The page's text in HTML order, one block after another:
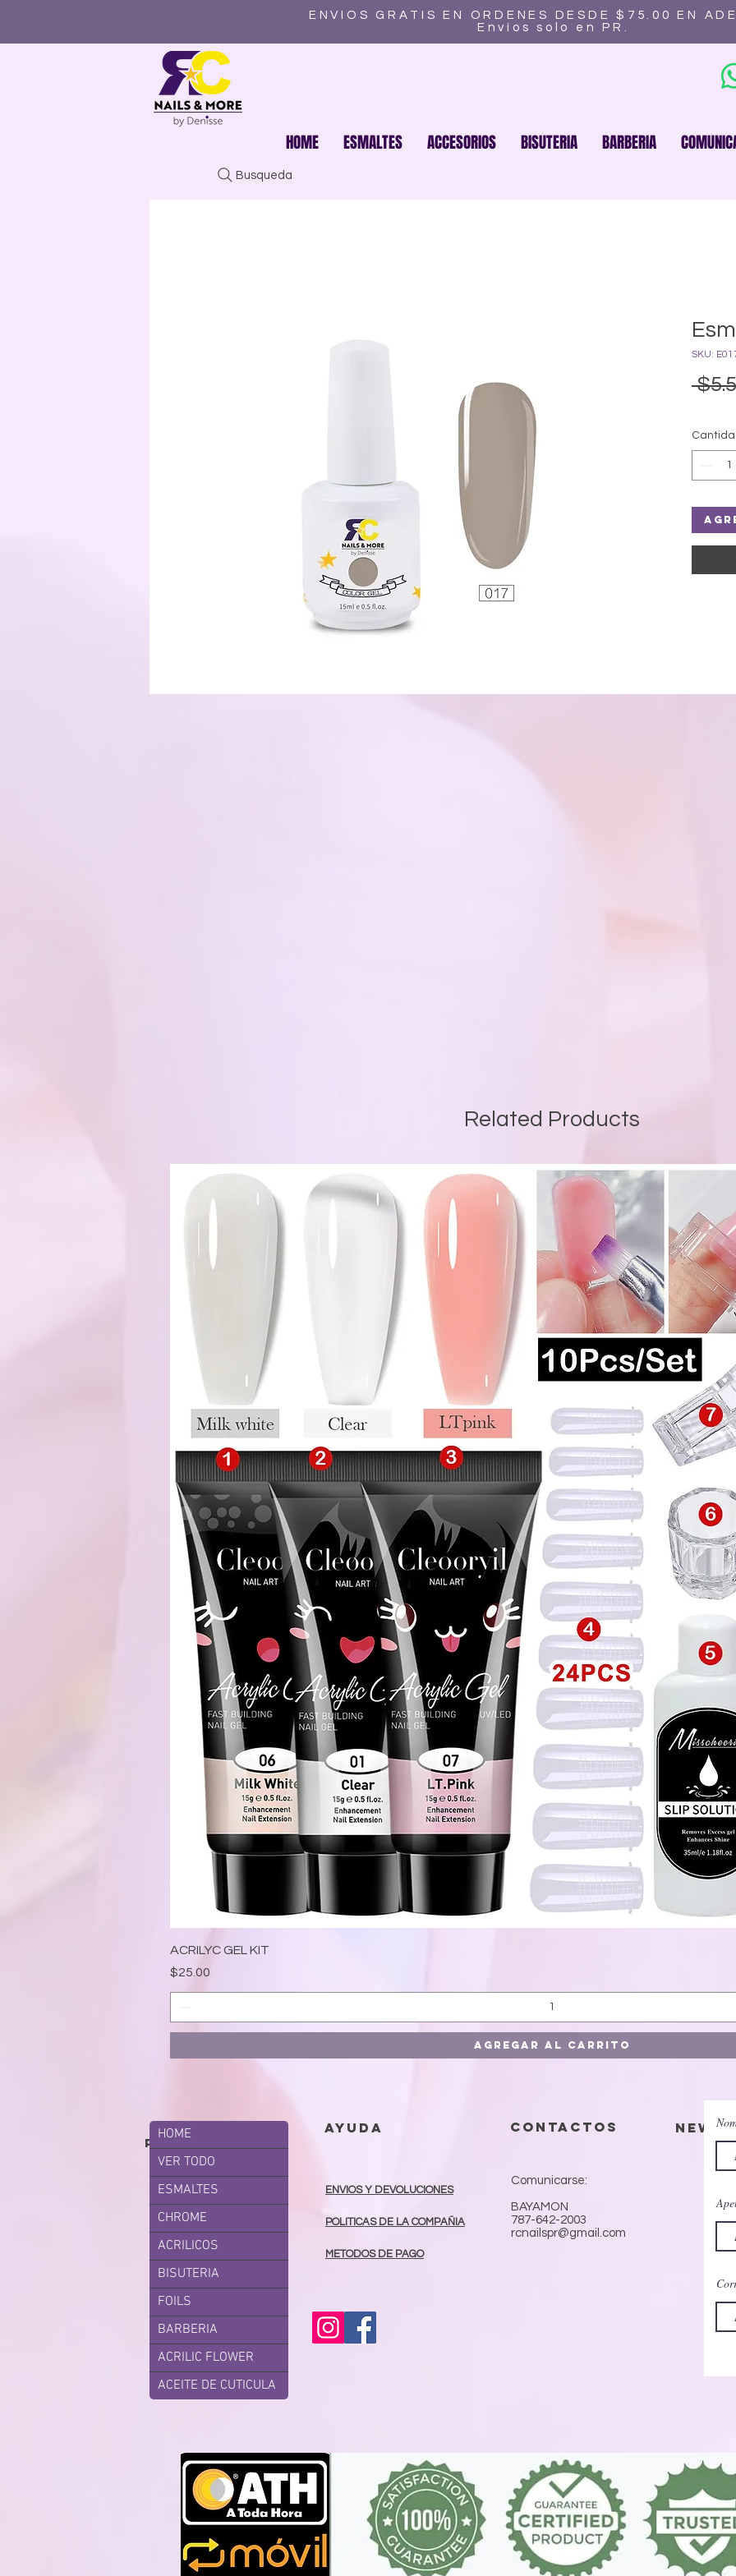
ENVIOS GRATIS EN ORDENES DESDE $75.00 EN
Envíos solo en PR.
HOME ESMALTES ACCESORIOS BISUTERIA BARBERIA
Busqueda
SKU:
Related Products
ACRILYC GEL KIT
Precio
$25.00
Agregar al carrito
productos
HOME
VER TODO
ESMALTES
CHROME
ACRILICOS
BISUTERIA
FOILS
BARBERIA
ACRILIC FLOWER
ACEITE DE CUTICULA
ayuda
ENVIOS Y DEVOLUCIONES
POLITICAS DE LA COMPAÑIA
METODOS DE PAGO
contactos
Comunicarse:
BAYAMON
787-642-2003
rcnailspr@gmail.com